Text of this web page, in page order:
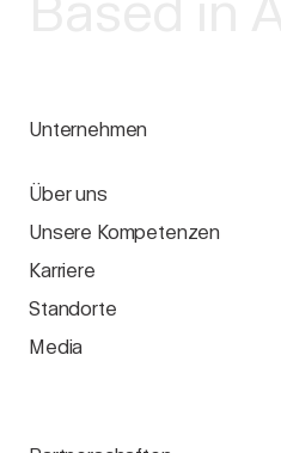
Unternehmen
Über uns
Unsere Kompetenzen
Karriere
Standorte
Media